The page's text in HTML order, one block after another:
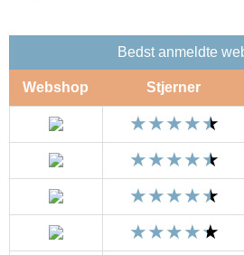
Bedst anmeldte
Webshop Stjerner